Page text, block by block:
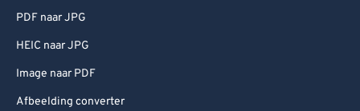
PDF naar JPG
HEIC naar JPG
Image naar PDF
Afbeelding converter